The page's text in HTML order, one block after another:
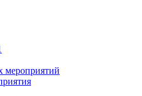
мероприятий